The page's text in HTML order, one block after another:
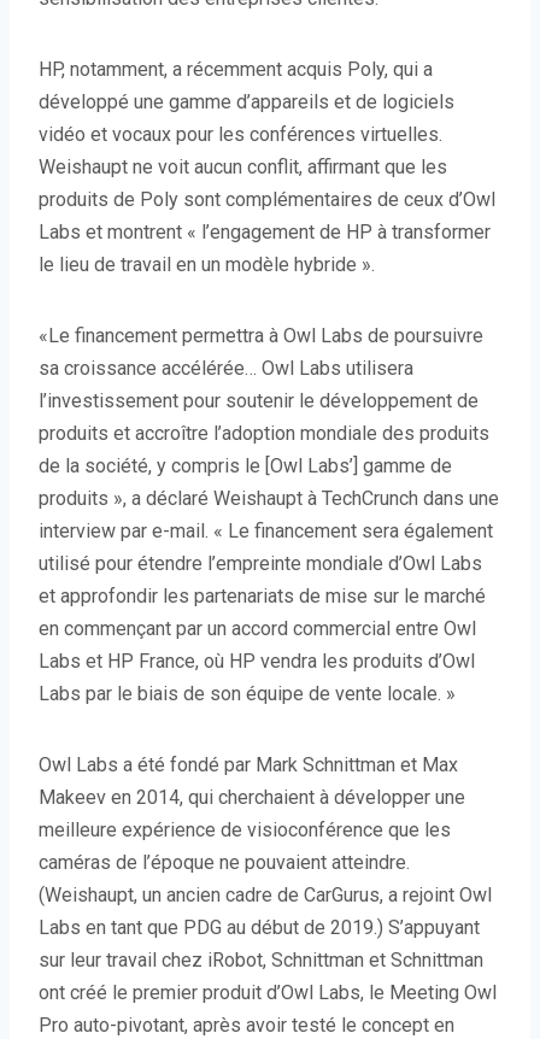
HP, notamment, a récemment acquis Poly, qui a
développé une gamme d’appareils et de logiciels
vidéo et vocaux pour les conférences virtuelles.
Weishaupt ne voit aucun conflit, affirmant que les
produits de Poly sont complémentaires de ceux d’Owl
Labs et montrent « l’engagement de HP à transformer
le lieu de travail en un modèle hybride ».
«Le financement permettra à Owl Labs de poursuivre
sa croissance accélérée… Owl Labs utilisera
l’investissement pour soutenir le développement de
produits et accroître l’adoption mondiale des produits
de la société, y compris le [Owl Labs’] gamme de
produits », a déclaré Weishaupt à TechCrunch dans une
interview par e-mail. « Le financement sera également
utilisé pour étendre l’empreinte mondiale d’Owl Labs
et approfondir les partenariats de mise sur le marché
en commençant par un accord commercial entre Owl
Labs et HP France, où HP vendra les produits d’Owl
Labs par le biais de son équipe de vente locale. »
Owl Labs a été fondé par Mark Schnittman et Max
Makeev en 2014, qui cherchaient à développer une
meilleure expérience de visioconférence que les
caméras de l’époque ne pouvaient atteindre.
(Weishaupt, un ancien cadre de CarGurus, a rejoint Owl
Labs en tant que PDG au début de 2019.) S’appuyant
sur leur travail chez iRobot, Schnittman et Schnittman
ont créé le premier produit d’Owl Labs, le Meeting Owl
Pro auto-pivotant, après avoir testé le concept en